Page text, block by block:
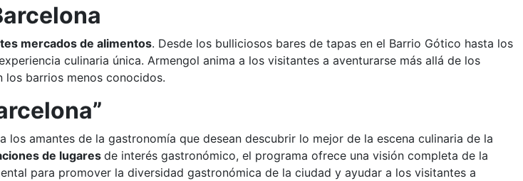
mercados de alimentos. Desde los bulliciosos bares de tapas en el Barrio Gótico hasta los
culinaria única. Armengol anima a los visitantes a aventurarse más allá de los
los barrios menos conocidos.
los amantes de la gastronomía que desean descubrir lo mejor de la escena culinaria de la
de lugares de interés gastronómico, el programa ofrece una visión completa de la
para promover la diversidad gastronómica de la ciudad y ayudar a los visitantes a